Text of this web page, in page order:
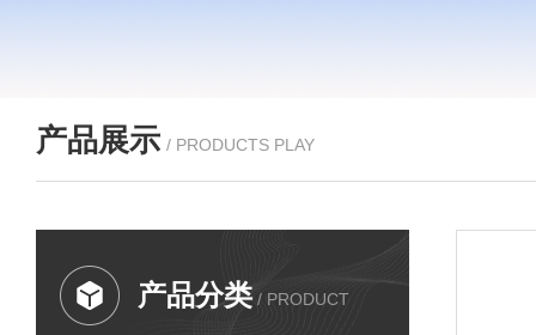
产品展示 / PRODUCTS PLAY
产品分类 / PRODUCT